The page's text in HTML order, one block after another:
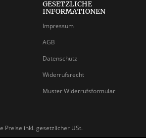
GESETZLICHE
INFORMATIONEN
Impressum
AGB
Datenschutz
Widerrufsrecht
Muster Widerrufsformular
Preise inkl. gesetzlicher USt.